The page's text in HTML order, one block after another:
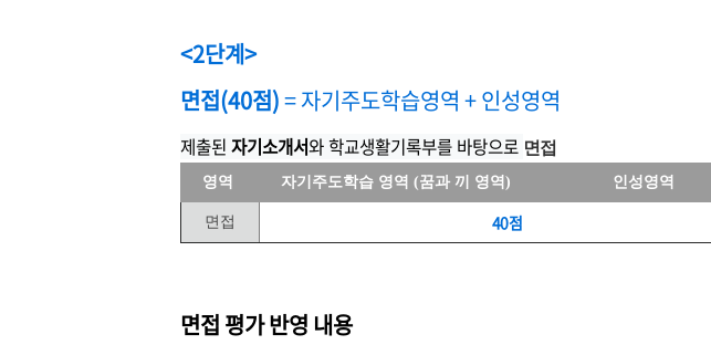
<2단계>
면접(40점)= 자기주도학습영역 + 인성영역
제출된자기소개서와 학교생활기록부를 바탕으로 면접
영역 자기주도학습 영역 (꿈과 끼 영역) 인성영역
면접 40점
면접 평가 반영 내용